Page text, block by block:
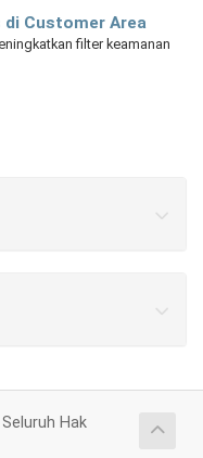
di Customer Area
filter keamanan
Hak